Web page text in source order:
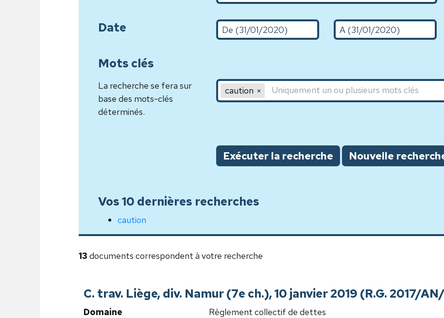
Date De (d/m/Y) A (31/01/2020)
Mots clés
La recherche se fera sur
base des mots-clés
déterminés.
Mot clé 1,Mot clé 2,Mot clé 3
caution
Exécuter la recherche Nouvelle
Vos 10 dernières recherches
caution
13 documents correspondent à votre recherche
C. trav. Liège, div. Namur (7e ch.), 10 janvier 2019 (R.G. 2017/
Domaine
Règlement collectif de dettes